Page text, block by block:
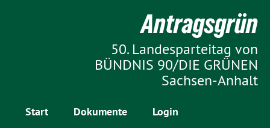
Start Dokumente Login
Antragsgrün
50. Landesparteitag von
BÜNDNIS 90/DIE GRÜNEN
Sachsen-Anhalt